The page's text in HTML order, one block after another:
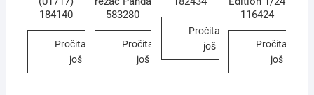
184140
Pročitajte
još
583280
Pročitajte
još
Pročitajte
još
116424
Pročitajte
još